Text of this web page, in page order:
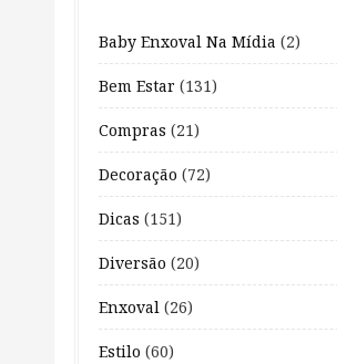
Baby Enxoval Na Mídia (2)
Bem Estar (131)
Compras (21)
Decoração (72)
Dicas (151)
Diversão (20)
Enxoval (26)
Estilo (60)